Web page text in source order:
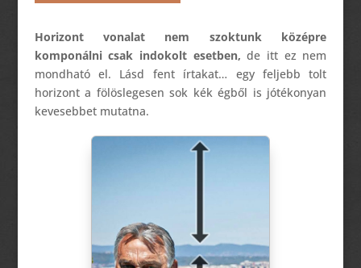
Horizont vonalat nem szoktunk középre
komponálni csak indokolt esetben, de itt ez nem
mondható el. Lásd fent írtakat… egy feljebb tolt
horizont a fölöslegesen sok kék égből is jótékonyan
kevesebbet mutatna.